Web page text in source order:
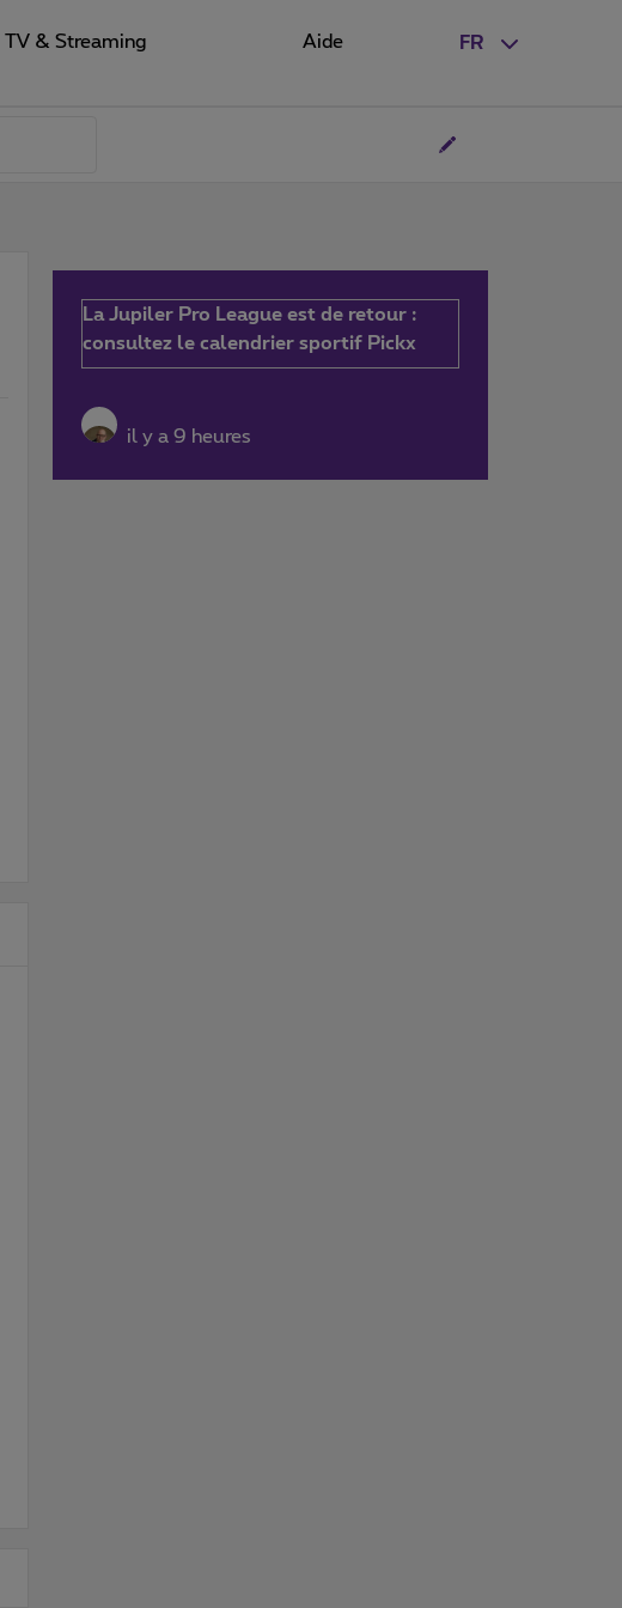
FR
TV & Streaming Aide
La Jupiler Pro League est de retour :
consultez le calendrier sportif Pickx
il y a 9 heures